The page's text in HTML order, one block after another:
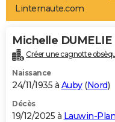
Art de vivre
Bien-être
Loisirs
Mode
Modes de vie
Alimentation
Guide de la santé
Maladies
Médicaments
Sommeil
VOYAGE
Destinations
City break
Voyage nature
Voyage de noces
Forum
Climat
+PHOTO
GUIDES D'ACHAT
BONS PLANS
Linternaute.com
Michelle DUMELIE
Créer une cagnotte
Naissance
24/11/1935 à Auby(Nord)
Décès
19/12/2025 à Lauwin-